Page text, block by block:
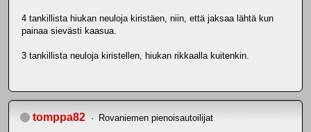
4 tankillista hiukan neuloja kiristäen, niin, että jaksaa lähtä kun
painaa sievästi kaasua.
3 tankillista neuloja kiristellen, hiukan rikkaalla kuitenkin.
tomppa82 Rovaniemen pienoisautoilijat